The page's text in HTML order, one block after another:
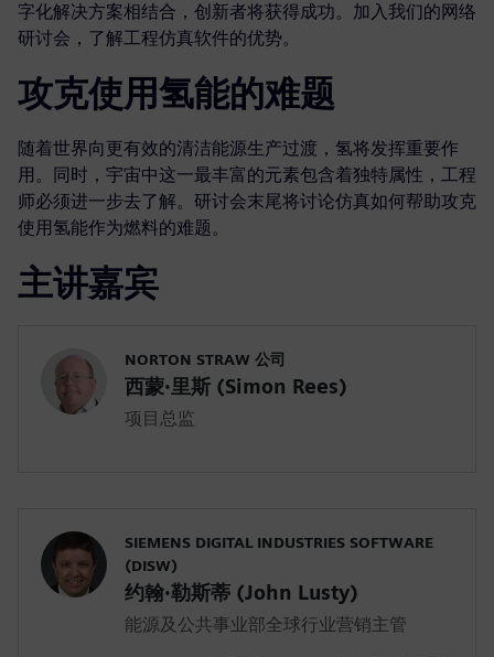
字化解决方案相结合，创新者将获得成功。加入我们的网络
研讨会，了解工程仿真软件的优势。
攻克使用氢能的难题
随着世界向更有效的清洁能源生产过渡，氢将发挥重要作
用。同时，宇宙中这一最丰富的元素包含着独特属性，工程
师必须进一步去了解。研讨会末尾将讨论仿真如何帮助攻克
使用氢能作为燃料的难题。
主讲嘉宾
NORTON STRAW 公司
西蒙·里斯 (Simon Rees)
项目总监
SIEMENS DIGITAL INDUSTRIES SOFTWARE
(DISW)
约翰·勒斯蒂 (John Lusty)
能源及公共事业部全球行业营销主管